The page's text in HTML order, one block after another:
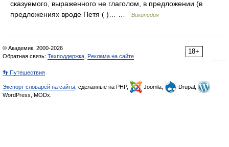
сказуемого, выраженного не глаголом, в предложении (в
предложениях вроде Петя ( )… …
Википедия
18+
© Академик, 2000-2026
Обратная связь: Техподдержка Реклама на сайте
👣 Путешествия
Экспорт словарей на сайты , сделанные на PHP, Joomla,
Drupal,
WordPress, MODx.